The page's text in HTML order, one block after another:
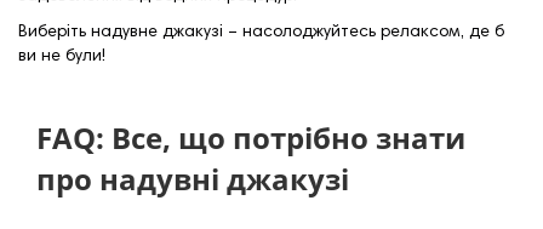
Виберіть надувне джакузі – насолоджуйтесь релаксом, де б
ви не були!
FAQ: Все, що потрібно знати
про надувні джакузі